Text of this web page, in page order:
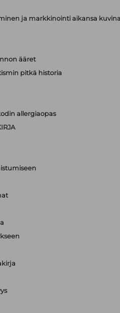
ja markkinointi aikansa kuvina
ääret
pitkä historia
allergiaopas